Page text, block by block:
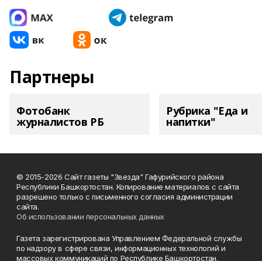
Партнеры
Фотобанк
журналистов РБ
Рубрика "Еда и
напитки"
© 2015-2026 Сайт газеты "Звезда" Гафурийского района
Республики Башкортостан. Копирование материалов с сайта
разрешено только с письменного согласия администрации
сайта.
Об использовании персональных данных
Газета зарегистрирована Управлением Федеральной службы
по надзору в сфере связи, информационных технологий и
массовых коммуникаций по Республике Башкортостан.